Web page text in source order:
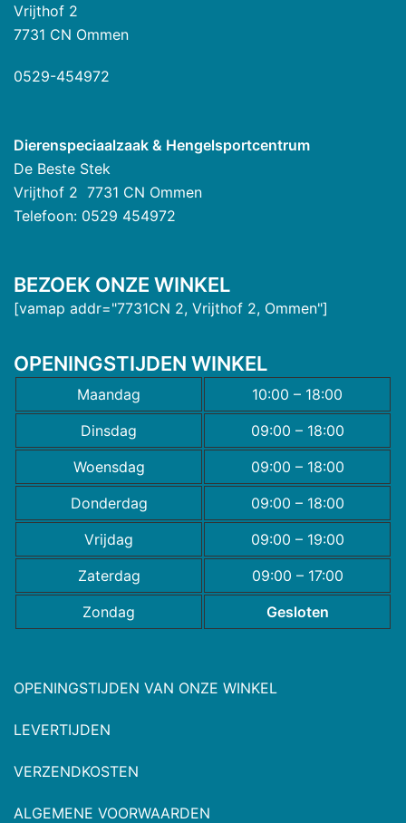
Vrijthof 2
7731 CN Ommen
0529-454972
Dierenspeciaalzaak & Hengelsportcentrum
De Beste Stek
Vrijthof 2 7731 CN Ommen
Telefoon: 0529 454972
BEZOEK ONZE WINKEL
[vamap addr="7731CN 2, Vrijthof 2, Ommen"]
OPENINGSTIJDEN WINKEL
Maandag
10:00 – 18:00
Dinsdag
09:00 – 18:00
Woensdag
09:00 – 18:00
Donderdag
09:00 – 18:00
Vrijdag
09:00 – 19:00
Zaterdag
09:00 – 17:00
Zondag
Gesloten
OPENINGSTIJDEN VAN ONZE WINKEL
LEVERTIJDEN
VERZENDKOSTEN
ALGEMENE VOORWAARDEN